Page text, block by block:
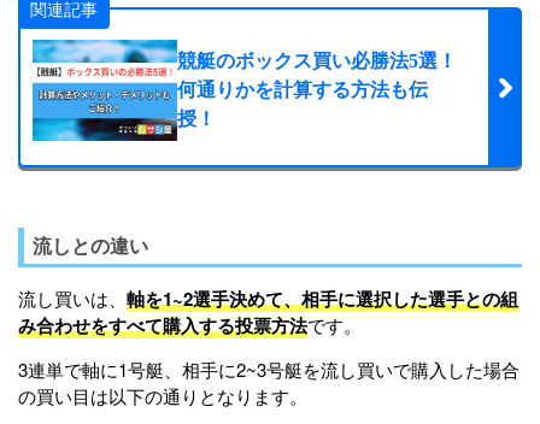
関連記事
競艇のボックス買い必勝法5選！
何通りかを計算する方法も伝
授！
流しとの違い
流し買いは、 軸を1~2選手決めて、相手に選択した選手との組
み合わせをすべて購入する投票方法です。
3連単で軸に1号艇、相手に2~3号艇を流し買いで購入した場合
の買い目は以下の通りとなります。